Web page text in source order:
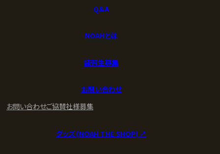
Q&A
NOAHとは
練習生募集
お問い合わせ
お問い合わせご協賛社様募集
グッズ (NOAH THE SHOP) ↗︎